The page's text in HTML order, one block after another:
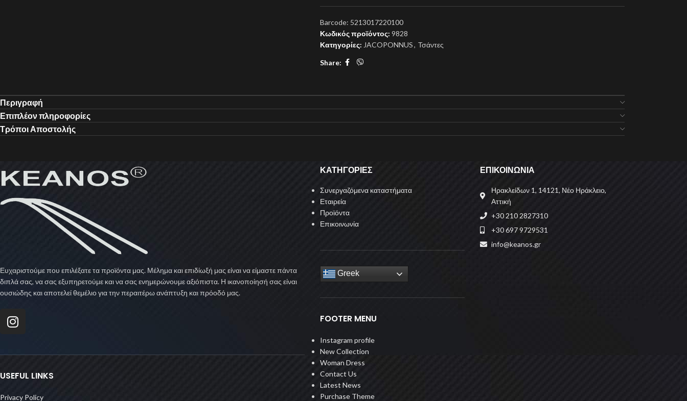
Barcode: 5213017220100
Κωδικός προϊόντος: 9828
Κατηγορίες: JACOPONNUS, Τσάντες
Share:
Περιγραφή
Επιπλέον πληροφορίες
Τρόποι Αποστολής
Ευχαριστούμε που επιλέξατε τα προϊόντα μας. Μέλημα και επιδίωξή μας είναι να είμαστε πάντα
διπλά σας, να σας εξυπηρετούμε και να σας ενημερώνουμε αξιόπιστα. Η ικανοποίησή σας είναι
ουσιώδης και αποτελεί θεμέλιο για την περαιτέρω ανάπτυξη και πρόοδό μας.
USEFUL LINKS
Privacy Policy
ΚΑΤΗΓΟΡΙΕΣ
Συνεργαζόμενα καταστήματα
Εταιρεία
Προϊόντα
Επικοινωνία
Greek
FOOTER MENU
Instagram profile
New Collection
Woman Dress
Contact Us
Latest News
Purchase Theme
ΕΠΙΚΟΙΝΩΝΙΑ
Ηρακλείδων 1, 14121, Νέο Ηράκλειο,
Αττική
+30 210 2827310
+30 697 9729531
info@keanos.gr